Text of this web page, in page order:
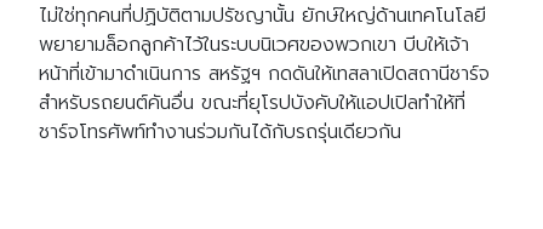
ไม่ใช่ทุกคนที่ปฏิบัติตามปรัชญานั้น ยักษ์ใหญ่ด้านเทคโนโลยี
พยายามล็อกลูกค้าไว้ในระบบนิเวศของพวกเขา บีบให้เจ้า
หน้าที่เข้ามาดำเนินการ สหรัฐฯ กดดันให้เทสลาเปิดสถานีชาร์จ
สำหรับรถยนต์คันอื่น ขณะที่ยุโรปบังคับให้แอปเปิลทำให้ที่
ชาร์จโทรศัพท์ทำงานร่วมกันได้กับรถรุ่นเดียวกัน